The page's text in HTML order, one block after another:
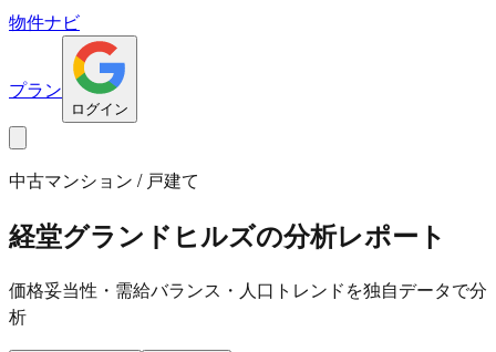
物件ナビ
プラン
ログイン
中古マンション / 戸建て
経堂グランドヒルズの分析レポート
価格妥当性・需給バランス・人口トレンドを独自データで分
析